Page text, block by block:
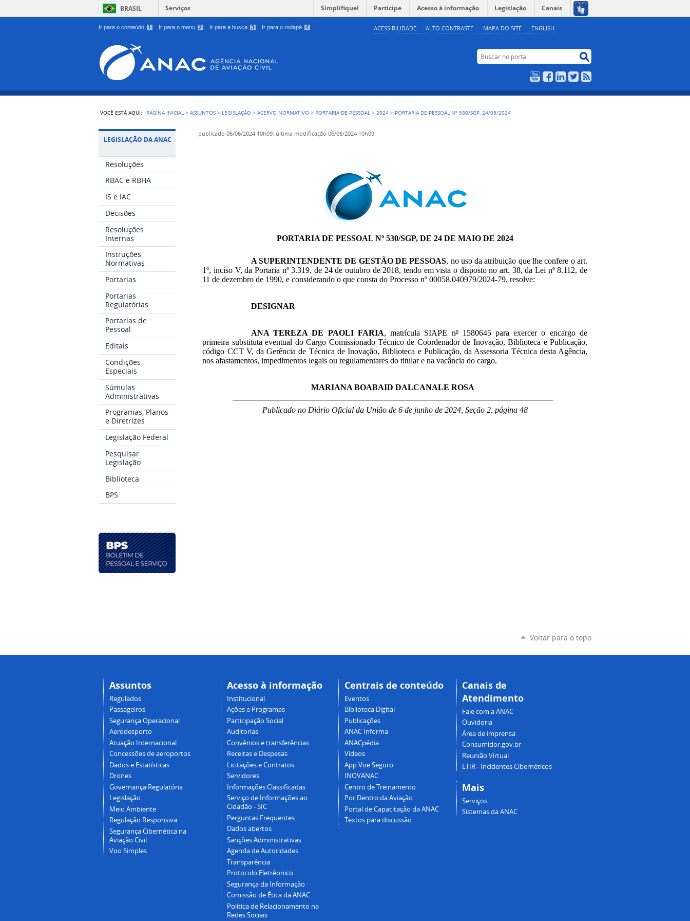
Ir para o conteúdo 1 Ir para o menu 2 Ir para a busca 3 Ir para o rodapé 4 ACESSIBILIDADE ALTO CONTRASTE MAPA DO SITE ENGLISH
BRASIL Serviços Simplifique! Participe Acesso à informação Legislação Canais
Buscar no portal
YouTubeFacebookLinkedIn
Twitter
VOCÊ ESTÁ AQUI: PÁGINA INICIAL >ASSUNTOS > LEGISLAÇÃO >ACERVO NORMATIVO > PORTARIA DE PESSOAL >2024 > PORTARIA DE PESSOAL Nº 530/SGP, 24/05/2024
LEGISLAÇÃO DA ANAC
Resoluções
RBAC e RBHA
IS e IAC
Decisões
Resoluções
Internas
Instruções
Normativas
Portarias
Portarias
Regulatórias
Portarias de
Pessoal
Editais
Condições
Especiais
Súmulas
Administrativas
Programas, Planos
e Diretrizes
Legislação Federal
Pesquisar
Legislação
Biblioteca
BPS
publicado 06/06/2024 10h09, última modificação 06/06/2024 10h09
PORTARIA DE PESSOAL Nº 530/SGP, DE 24 DE MAIO DE 2024
A SUPERINTENDENTE DE GESTÃO DE PESSOAS, no uso da atribuição que lhe confere o art.
1º, inciso V, da Portaria nº 3.319, de 24 de outubro de 2018, tendo em vista o disposto no art. 38, da Lei nº 8.112, de
11 de dezembro de 1990, econsiderando o que consta do Processo nº 00058.040979/2024-79, resolve:
DESIGNAR
ANA TEREZA DE PAOLI FARIA, matrícula SIAPE nº1580645 para exercer o encargo de
primeira substituta eventual do Cargo Comissionado Técnico de Coordenador de Inovação, Biblioteca e Publicação,
código CCT V, da Gerência de Técnica de Inovação, Biblioteca e Publicação, da Assessoria Técnica desta Agência,
nos afastamentos, impedimentos legais ou regulamentares do titular e na vacância do cargo.
MARIANA BOABAID DALCANALE ROSA
Publicado no Diário Oficial da União de 6 de junho de 2024, Seção 2, página 48
Voltar para o topo
Assuntos
Regulados
Passageiros
Segurança Operacional
Aerodesporto
Atuação Internacional
Concessões de aeroportos
Dados e Estatísticas
Drones
Governança Regulatória
Legislação
Meio Ambiente
Regulação Responsiva
Segurança Cibernética na
Aviação Civil
Voo Simples
Acesso à informação
Institucional
Ações e Programas
Participação Social
Auditorias
Convênios e transferências
Receitas e Despesas
Licitações e Contratos
Servidores
Informações Classificadas
Serviço de Informações ao
Cidadão - SIC
Perguntas Frequentes
Dados abertos
Sanções Administrativas
Agenda de Autoridades
Transparência
Protocolo Eletrêonico
Segurança da Informação
Comissão de Ética da ANAC
Política de Relacionamento na
Redes Sociais
Centrais de conteúdo
Eventos
Biblioteca Digital
Publicações
ANAC Informa
ANACpédia
Vídeos
App Voe Seguro
INOVANAC
Centro de Treinamento
Por Dentro da Aviação
Portal de Capacitação da ANAC
Textos para discussão
Canais de
Atendimento
Fale com a ANAC
Ouvidoria
Área de imprensa
Consumidor.gov.br
Reunião Virtual
ETIR - Incidentes Cibernéticos
Mais
Serviços
Sistemas da ANAC